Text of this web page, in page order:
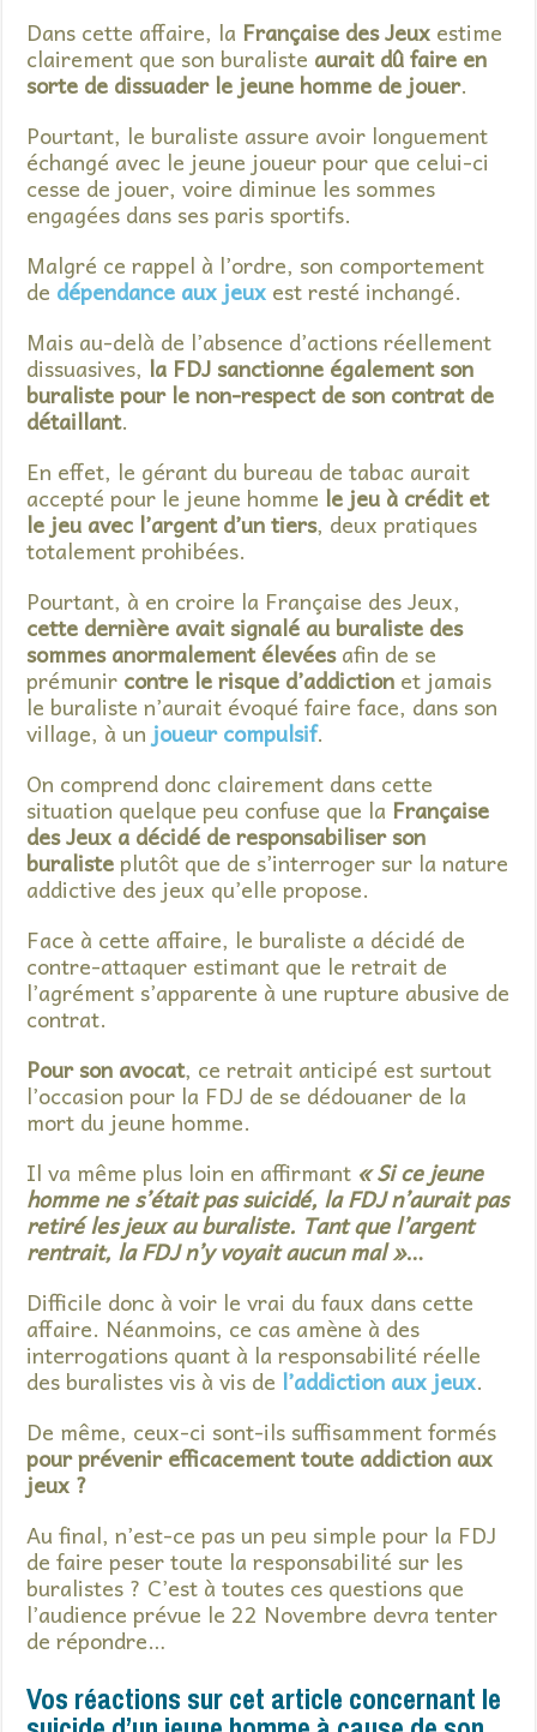
Dans cette affaire, la Française des Jeux estime
clairement que son buraliste aurait dû faire en
sorte de dissuader le jeune homme de jouer.
Pourtant, le buraliste assure avoir longuement
échangé avec le jeune joueur pour que celui-ci
cesse de jouer, voire diminue les sommes
engagées dans ses paris sportifs.
Malgré ce rappel à l’ordre, son comportement
de dépendance aux jeux est resté inchangé.
Mais au-delà de l’absence d’actions réellement
dissuasives, la FDJ sanctionne également son
buraliste pour le non-respect de son contrat de
détaillant.
En effet, le gérant du bureau de tabac aurait
accepté pour le jeune homme le jeu à créditet
le jeu avec l’argent d’un tiers, deux pratiques
totalement prohibées.
Pourtant, à en croire la Française des Jeux,
cette dernière avait signalé au buraliste des
sommes anormalement élevéesafin de se
prémunir contre le risque d’addiction et jamais
le buraliste n’aurait évoqué faire face, dans son
village, à un joueur compulsif.
On comprend donc clairement dans cette
situation quelque peu confuse que la Française
des Jeux a décidé de responsabiliser son
buralisteplutôt que de s’interroger sur la nature
addictive des jeux qu’elle propose.
Face à cette affaire, le buraliste a décidé de
contre-attaquer estimant que le retrait de
l’agrément s’apparente à une rupture abusive de
contrat.
Pour son avocat, ce retrait anticipé est surtout
l’occasion pour la FDJ de se dédouaner de la
mort du jeune homme.
Il va même plus loin en affirmant « Si ce jeune
homme ne s’était pas suicidé, la FDJ n’aurait pas
retiré les jeux au buraliste. Tant que l’argent
rentrait, la FDJ n’y voyait aucun mal »…
Difficile donc à voir le vrai du faux dans cette
affaire. Néanmoins, ce cas amène à des
interrogations quant à la responsabilité réelle
des buralistes vis à vis de l’addiction aux jeux.
De même, ceux-ci sont-ils suffisamment formés
pour prévenir efficacement toute addiction aux
jeux ?
Au final, n’est-ce pas un peu simple pour la FDJ
de faire peser toute la responsabilité sur les
buralistes ? C’est à toutes ces questions que
l’audience prévue le 22 Novembre devra tenter
de répondre…
Vos réactions sur cet article concernant le